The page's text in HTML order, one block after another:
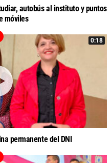
autobús al instituto y puntos
móviles
0:18
permanente del DNI